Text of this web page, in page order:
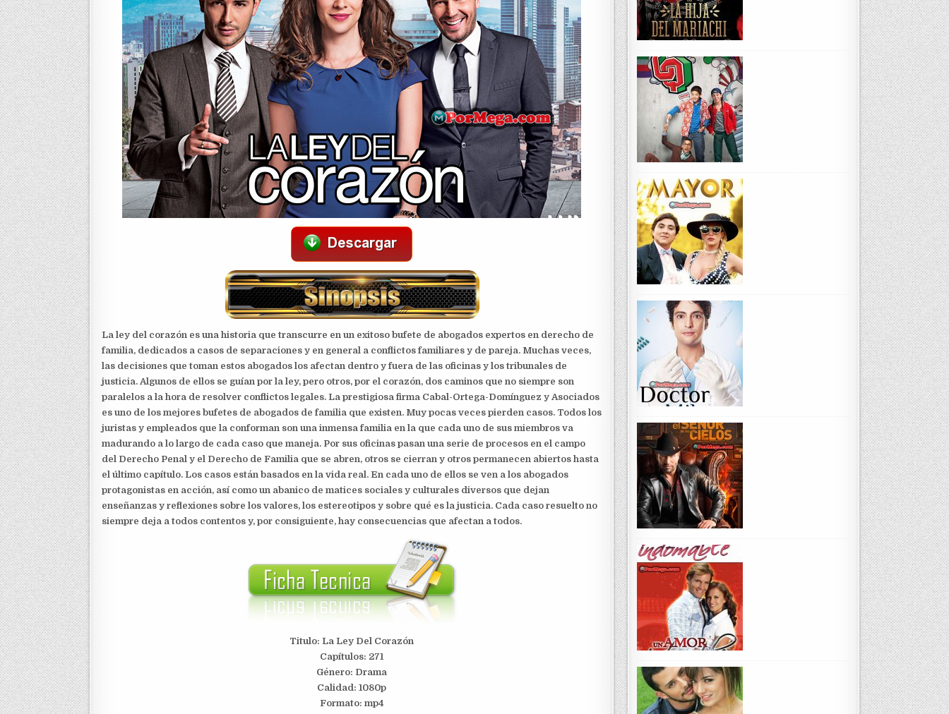
La ley del corazón es una historia que transcurre en un exitoso bufete de abogados expertos en derecho de
familia, dedicados a casos de separaciones y en general a conflictos familiares y de pareja. Muchas veces,
las decisiones que toman estos abogados los afectan dentro y fuera de las oficinas y los tribunales de
justicia. Algunos de ellos se guían por la ley, pero otros, por el corazón, dos caminos que no siempre son
paralelos a la hora de resolver conflictos legales. La prestigiosa firma Cabal-Ortega-Domínguez y Asociados
es uno de los mejores bufetes de abogados de familia que existen. Muy pocas veces pierden casos. Todos los
juristas y empleados que la conforman son una inmensa familia en la que cada uno de sus miembros va
madurando a lo largo de cada caso que maneja. Por sus oficinas pasan una serie de procesos en el campo
del Derecho Penal y el Derecho de Familia que se abren, otros se cierran y otros permanecen abiertos hasta
el último capítulo. Los casos están basados en la vida real. En cada uno de ellos se ven a los abogados
protagonistas en acción, así como un abanico de matices sociales y culturales diversos que dejan
enseñanzas y reflexiones sobre los valores, los estereotipos y sobre qué es la justicia. Cada caso resuelto no
siempre deja a todos contentos y, por consiguiente, hay consecuencias que afectan a todos.
Titulo: La Ley Del Corazón
Capítulos: 271
Género: Drama
Calidad: 1080p
Formato: mp4